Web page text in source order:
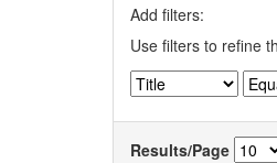
Add filters:
Use filters to refine
Results/Page